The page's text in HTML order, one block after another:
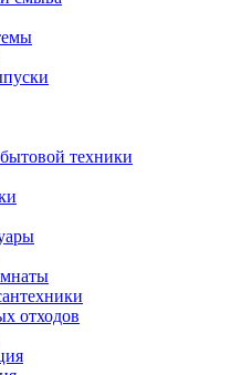
техники
отходов